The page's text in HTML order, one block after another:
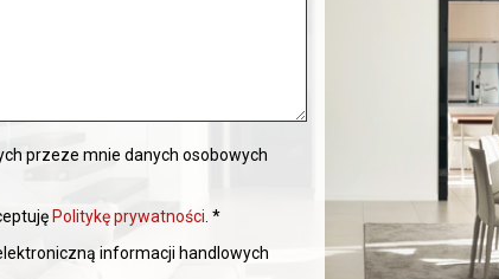
przeze mnie danych osobowych
Politykę prywatności. *
informacji handlowych